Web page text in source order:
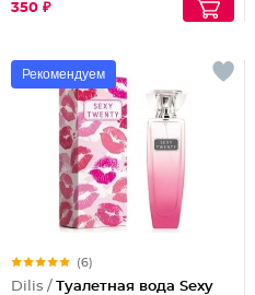
350 ₽
Рекомендуем
(6)
Dilis / Туалетная вода Sexy